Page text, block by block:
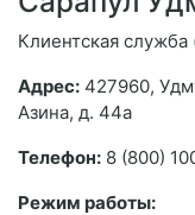
Клиентская служба
Адрес: 427960,
Азина, д. 44а
Телефон: 8 (800)
Режим работы: